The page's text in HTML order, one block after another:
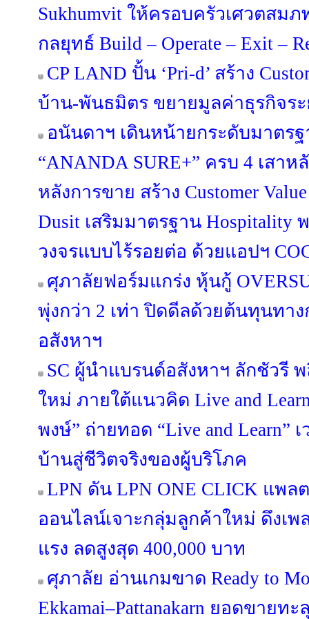
Sukhumvit ให้ครอบครัวเศวตสม
กลยุทธ์ Build – Operate – Exit –
CP LAND ปั้น ‘Pri-d’ สร้าง
บ้าน-พันธมิตร ขยายมูลค่าธุรกิจระ
อนันดาฯ เดินหน้ายกระดับมาตร
“ANANDA SURE+” ครบ 4 เสา
หลังการขาย สร้าง Customer
Dusit เสริมมาตรฐาน Hospitality
วงจรแบบไร้รอยต่อ ด้วยแอปฯ
ศุภาลัยฟอร์มแกร่ง หุ้นกู้
พุ่งกว่า 2 เท่า ปิดดีลด้วยต้นทุนทา
อสังหาฯ
SC ผู้นำแบรนด์อสังหาฯ ลักชัวรี
ใหม่ ภายใต้แนวคิด Live and
พงษ์” ถ่ายทอด “Live and Learn”
บ้านสู่ชีวิตจริงของผู้บริโภค
LPN ดัน LPN ONE CLICK แพ
ออนไลน์เจาะกลุ่มลูกค้าใหม่ ดึงเ
แรง ลดสูงสุด 400,000 บาท
ศุภาลัย อ่านเกมขาด Ready to
Ekkamai–Pattanakarn ยอดขายท